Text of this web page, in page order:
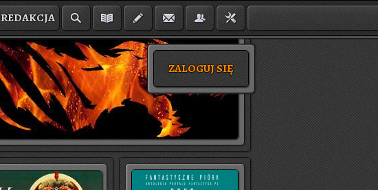
REDAKCJA
ZALOGUJ SIĘ